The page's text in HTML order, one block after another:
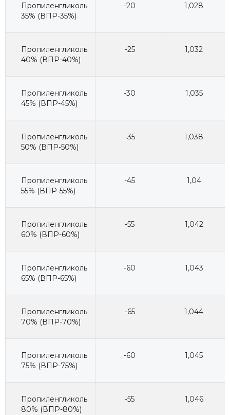
Пропиленгликоль
35% (ВПР-35%)
-20 1,028
Пропиленгликоль
40% (ВПР-40%)
-25 1,032
Пропиленгликоль
45% (ВПР-45%)
-30 1,035
Пропиленгликоль
50% (ВПР-50%)
-35 1,038
Пропиленгликоль
55% (ВПР-55%)
-45 1,04
Пропиленгликоль
60% (ВПР-60%)
-55 1,042
Пропиленгликоль
65% (ВПР-65%)
-60 1,043
Пропиленгликоль
70% (ВПР-70%)
-65 1,044
Пропиленгликоль
75% (ВПР-75%)
-60 1,045
Пропиленгликоль
80% (ВПР-80%)
-55 1,046